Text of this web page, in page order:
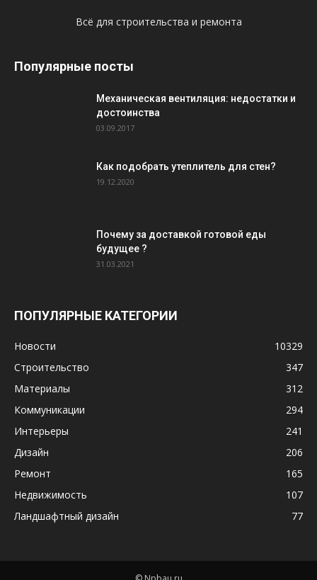
Всё для строительства и ремонта
Популярные посты
Механическая вентиляция: недостатки и
достоинства
03.09.2017
Как подобрать утеплитель для стен?
19.12.2020
Почему за доставкой готовой еды
будущее ?
31.03.2021
ПОПУЛЯРНЫЕ КАТЕГОРИИ
Новости
10329
Строительство
347
Материалы
312
Коммуникации
294
Интерьеры
241
Дизайн
206
Ремонт
165
Недвижимость
107
Ландшафтный дизайн
77